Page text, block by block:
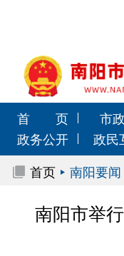
首 页 市
政务公开
政民
首页
南阳要闻
南阳市举